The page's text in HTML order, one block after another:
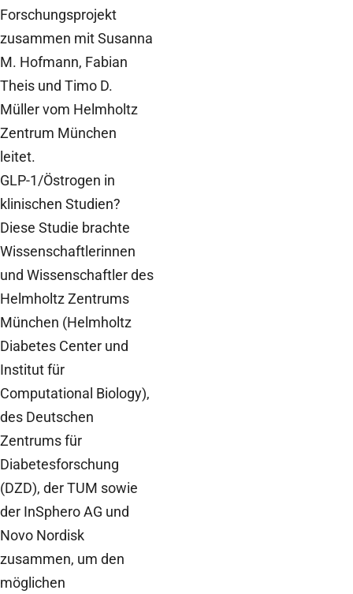
Forschungsprojekt
zusammen mit Susanna
M. Hofmann, Fabian
Theis und Timo D.
Müller vom Helmholtz
Zentrum München
leitet.
GLP-1/Östrogen in
klinischen Studien?
Diese Studie brachte
Wissenschaftlerinnen
und Wissenschaftler des
Helmholtz Zentrums
München (Helmholtz
Diabetes Center und
Institut für
Computational Biology),
des Deutschen
Zentrums für
Diabetesforschung
(DZD), der TUM sowie
der InSphero AG und
Novo Nordisk
zusammen, um den
möglichen